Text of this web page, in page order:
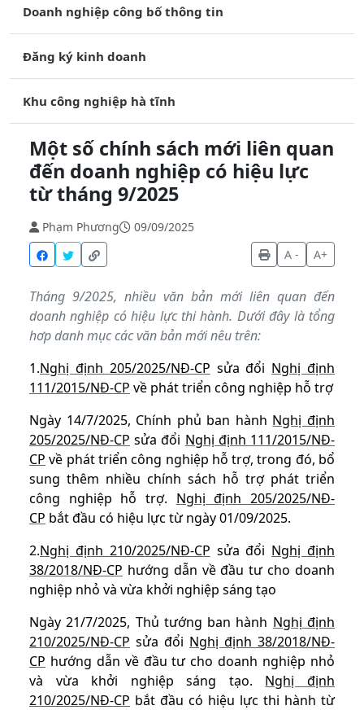
Doanh nghiệp công bố thông tin
Đăng ký kinh doanh
Khu công nghiệp hà tĩnh
Một số chính sách mới liên quan
đến doanh nghiệp có hiệu lực
từ tháng 9/2025
Phạm Phương
09/09/2025
A -
A+
Tháng 9/2025, nhiều văn bản mới liên quan đến
doanh nghiệp có hiệu lực thi hành. Dưới đây là tổng
hơp danh mục các văn bản mới nêu trên:
1.Nghị định 205/2025/NĐ-CP sửa đổi Nghị định
111/2015/NĐ-CP về phát triển công nghiệp hỗ trợ
Ngày 14/7/2025, Chính phủ ban hành Nghị định
205/2025/NĐ-CP sửa đổi Nghị định 111/2015/NĐ-
CP về phát triển công nghiệp hỗ trợ, trong đó, bổ
sung thêm nhiều chính sách hỗ trợ phát triển
công nghiệp hỗ trợ. Nghị định 205/2025/NĐ-
CP bắt đầu có hiệu lực từ ngày 01/09/2025.
2.Nghị định 210/2025/NĐ-CP sửa đổi Nghị định
38/2018/NĐ-CP hướng dẫn về đầu tư cho doanh
nghiệp nhỏ và vừa khởi nghiệp sáng tạo
Ngày 21/7/2025, Thủ tướng ban hành Nghị định
210/2025/NĐ-CP sửa đổi Nghị định 38/2018/NĐ-
CP hướng dẫn về đầu tư cho doanh nghiệp nhỏ
và vừa khởi nghiệp sáng tạo. Nghị định
210/2025/NĐ-CP bắt đầu có hiệu lực thi hành từ